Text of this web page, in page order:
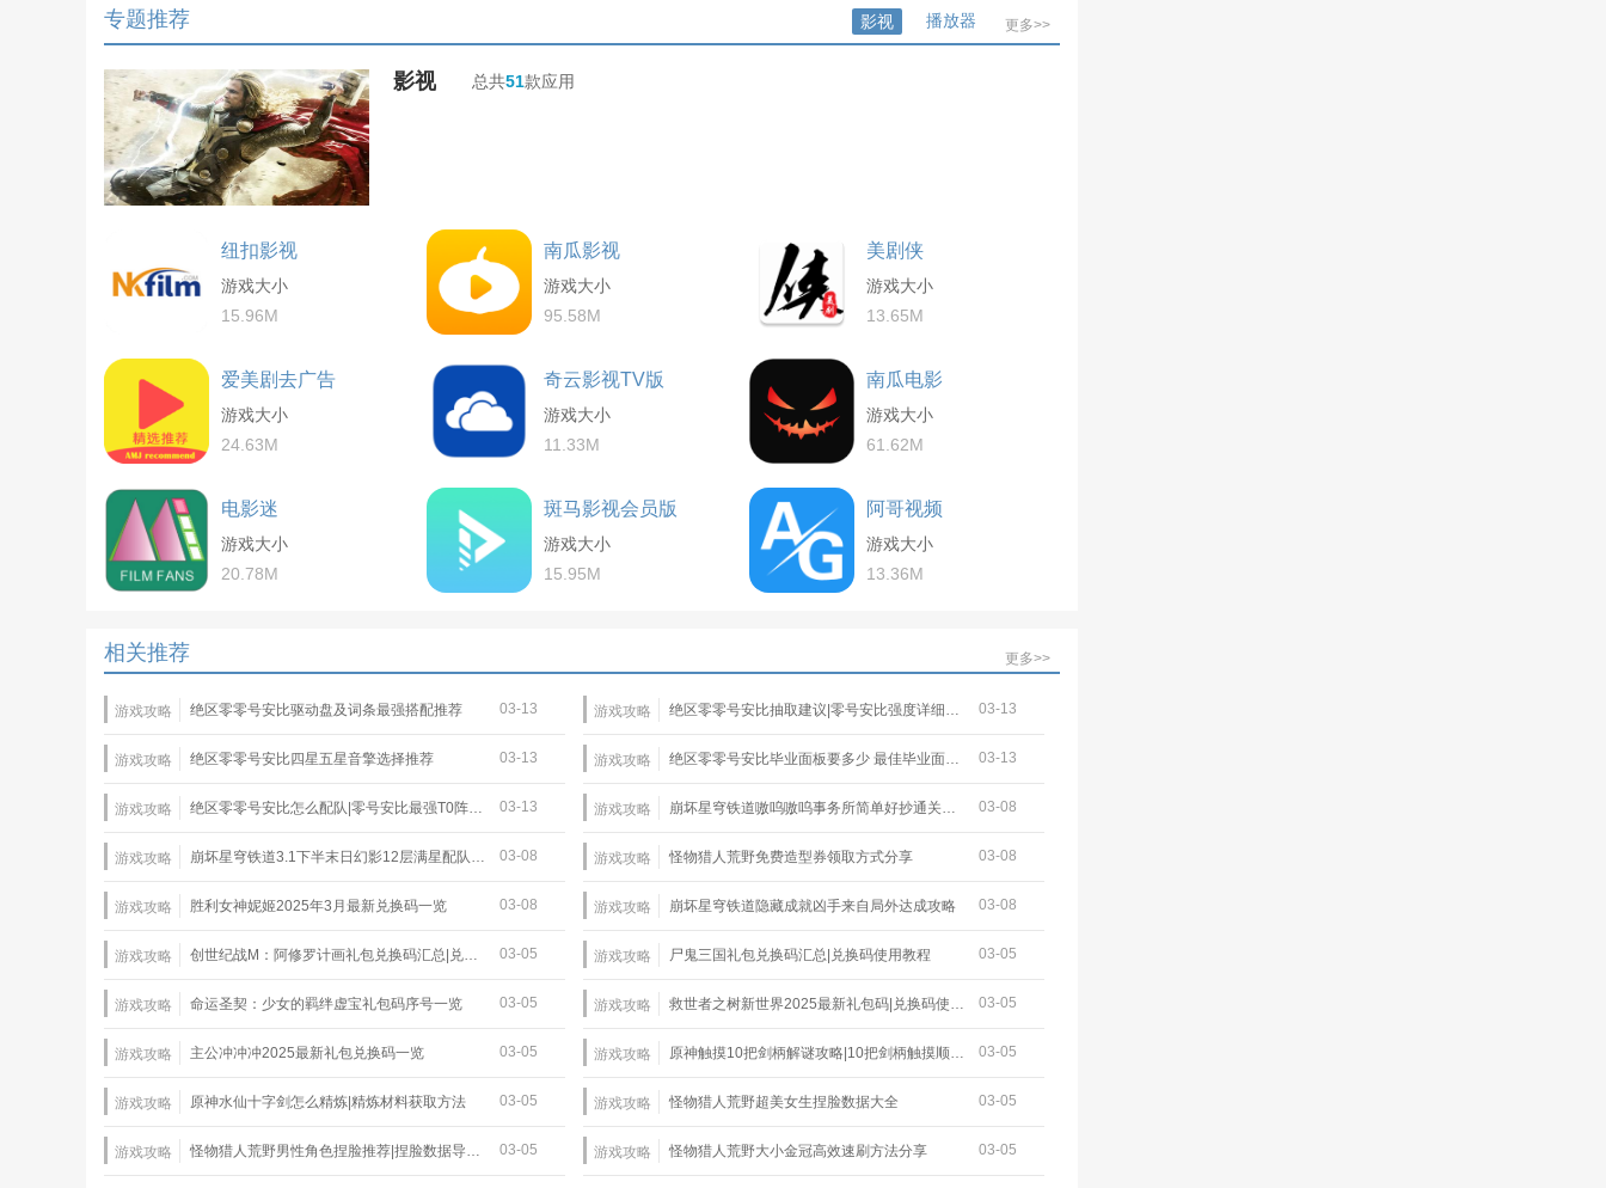
专题推荐 影视 播放器 更多>>
影视 总共51款应用
纽扣影视
游戏大小
15.96M
南瓜影视
游戏大小
95.58M
美剧侠
游戏大小
13.65M
爱美剧去广告
游戏大小
24.63M
奇云影视TV版
游戏大小
11.33M
南瓜电影
游戏大小
61.62M
电影迷
游戏大小
20.78M
斑马影视会员版
游戏大小
15.95M
阿哥视频
游戏大小
13.36M
相关推荐 更多>>
游戏攻略 绝区零零号安比驱动盘及词条最强搭配推荐 03-13 游戏攻略 绝区零零号安比抽取建议|零号安比强度详细介绍 03-13
游戏攻略 绝区零零号安比四星五星音擎选择推荐 03-13 游戏攻略 绝区零零号安比毕业面板要多少 最佳毕业面板一览 03-13
游戏攻略 绝区零零号安比怎么配队|零号安比最强T0阵容推荐 03-13 游戏攻略 崩坏星穹铁道嗷呜嗷呜事务所简单好抄通关攻略 03-08
游戏攻略 崩坏星穹铁道3.1下半末日幻影12层满星配队推荐 03-08 游戏攻略 怪物猎人荒野免费造型券领取方式分享 03-08
游戏攻略 胜利女神妮姬2025年3月最新兑换码一览 03-08 游戏攻略 崩坏星穹铁道隐藏成就凶手来自局外达成攻略 03-08
游戏攻略 创世纪战M：阿修罗计画礼包兑换码汇总|兑换码使用教程 03-05 游戏攻略 尸鬼三国礼包兑换码汇总|兑换码使用教程 03-05
游戏攻略 命运圣契：少女的羁绊虚宝礼包码序号一览 03-05 游戏攻略 救世者之树新世界2025最新礼包码|兑换码使用教程 03-05
游戏攻略 主公冲冲冲2025最新礼包兑换码一览 03-05 游戏攻略 原神触摸10把剑柄解谜攻略|10把剑柄触摸顺序详解 03-05
游戏攻略 原神水仙十字剑怎么精炼|精炼材料获取方法 03-05 游戏攻略 怪物猎人荒野超美女生捏脸数据大全 03-05
游戏攻略 怪物猎人荒野男性角色捏脸推荐|捏脸数据导入教程 03-05 游戏攻略 怪物猎人荒野大小金冠高效速刷方法分享 03-05